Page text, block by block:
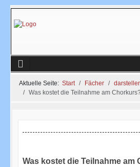
Aktuelle Seite: Start Fächer
Was kostet die Teilnahme am
Was kostet die Teilnahme am